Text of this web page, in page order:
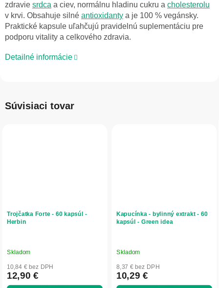
zdravie srdca a ciev, normálnu hladinu cukru a cholesterolu
v krvi. Obsahuje silné antioxidanty a je 100 % vegánsky.
Praktické kapsule uľahčujú pravidelnú suplementáciu pre
podporu vitality a celkového zdravia.
Detailné informácie
Súvisiaci tovar
Trojčatka Forte - 60 kapsúl -
Herbin
Skladom
10,84 € bez DPH
12,90 €
Kapucínka - bylinný extrakt - 60
kapsúl - Green idea
Skladom
8,37 € bez DPH
10,29 €